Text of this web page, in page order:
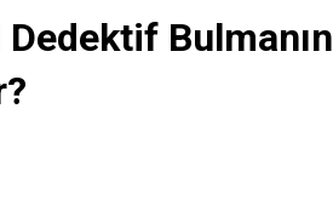
Dedektif Bulmanın